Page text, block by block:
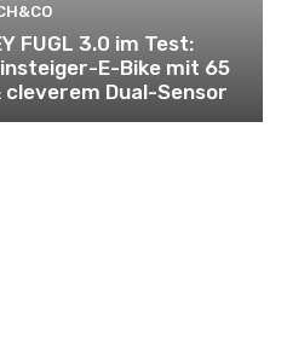
FUGL 3.0 im Test:
E-Bike mit 65
cleverem Dual-Sensor